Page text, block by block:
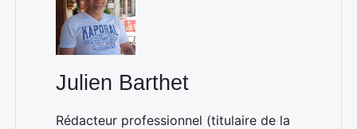
Julien Barthet
Rédacteur professionnel (titulaire de la